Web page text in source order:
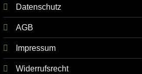
Datenschutz
AGB
Impressum
Widerrufsrecht